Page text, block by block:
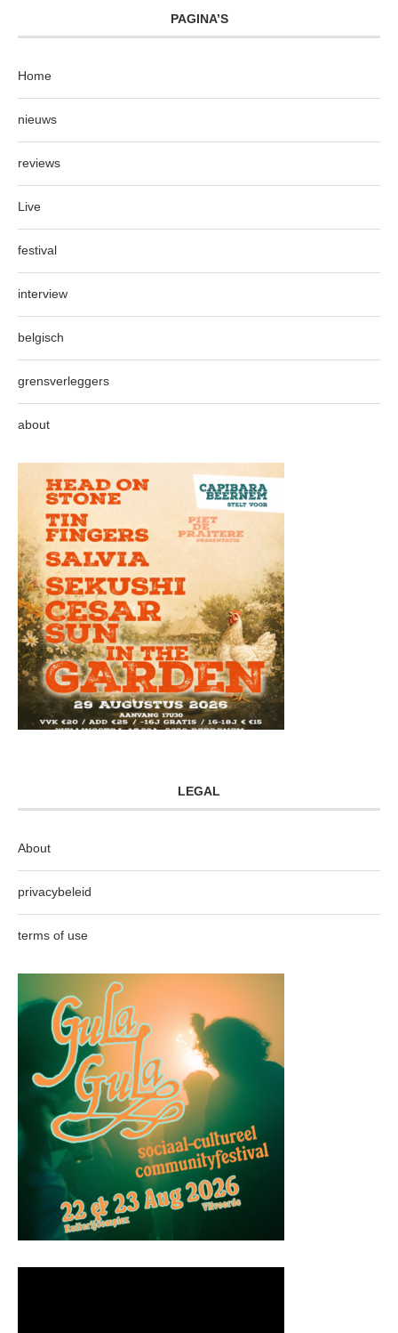
PAGINA’S
Home
nieuws
reviews
Live
festival
interview
belgisch
grensverleggers
about
LEGAL
About
privacybeleid
terms of use